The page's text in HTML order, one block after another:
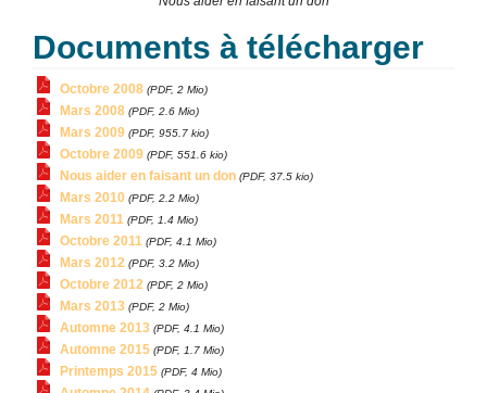
Documents à télécharger
Octobre 2008 (PDF, 2 Mio)
Mars 2008 (PDF, 2.6 Mio)
Mars 2009 (PDF, 955.7 kio)
Octobre 2009 (PDF, 551.6 kio)
Nous aider en faisant un don (PDF, 37.5 kio)
Mars 2010 (PDF, 2.2 Mio)
Mars 2011 (PDF, 1.4 Mio)
Octobre 2011 (PDF, 4.1 Mio)
Mars 2012 (PDF, 3.2 Mio)
Octobre 2012 (PDF, 2 Mio)
Mars 2013 (PDF, 2 Mio)
Automne 2013 (PDF, 4.1 Mio)
Automne 2015 (PDF, 1.7 Mio)
Printemps 2015 (PDF, 4 Mio)